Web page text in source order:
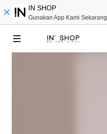
IN SHOP
Gunakan App Kami Sekarang